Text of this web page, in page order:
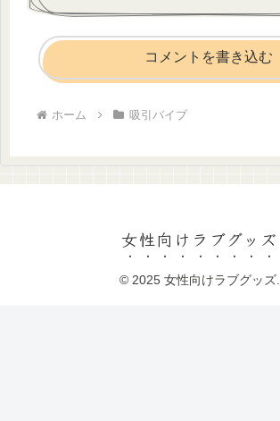
コメントを書き込む
ホーム 吸引バイブ
女性向けラブグッズ
© 2025 女性向けラブグッズ.